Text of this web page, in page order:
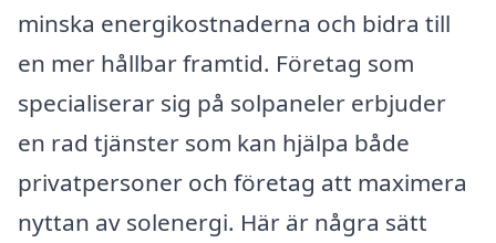
minska energikostnaderna och bidra till
en mer hållbar framtid. Företag som
specialiserar sig på solpaneler erbjuder
en rad tjänster som kan hjälpa både
privatpersoner och företag att maximera
nyttan av solenergi. Här är några sätt